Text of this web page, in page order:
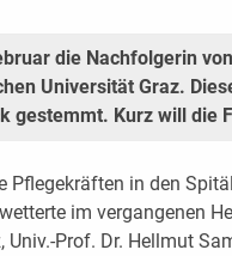
die Nachfolgerin
Universität Graz.
gestemmt. Kurz will die
Pflegekräften in den
im vergangenen
Prof. Dr. Hellmut